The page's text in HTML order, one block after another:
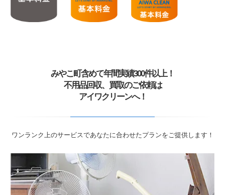
みやこ町含めて年間実績300件以上！
不用品回収、買取のご依頼は
アイワクリーンへ！
ワンランク上のサービスであなたに合わせたプランをご提供します！